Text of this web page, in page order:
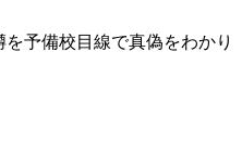
予備校目線で真偽をわかり